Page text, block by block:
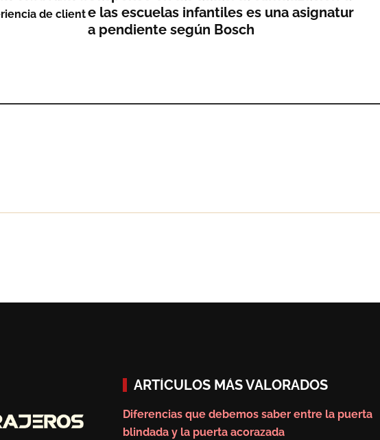
de cliente las escuelas infantiles es una asignatur
a pendiente según Bosch
donde otras tecnologías
ARTÍCULOS MÁS VALORADOS
Diferencias que debemos saber entre la puerta
blindada y la puerta acorazada